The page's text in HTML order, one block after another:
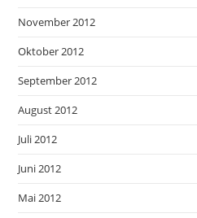
November 2012
Oktober 2012
September 2012
August 2012
Juli 2012
Juni 2012
Mai 2012